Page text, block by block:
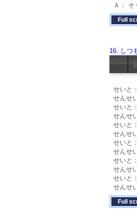
Ａ： そ
Full
16. しつ
せいと
せんせ
せいと
せん
せいと
せんせ
せいと
せんせ
せいと
せん
せいと
せんせ
Full